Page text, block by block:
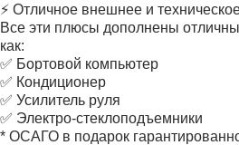
⚡ Отличное внешнее и
Все эти плюсы дополнены
как:
✅ Бортовой компьютер
✅ Кондиционер
✅ Усилитель руля
✅ Электро-стеклоподъемники
* ОСАГО в подарок